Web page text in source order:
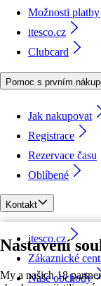
Nastavení
My a našich 18
Možnosti platby
itesco.cz
Clubcard
Pomoc s prvním
Jak nakupovat
Registrace
Rezervace času
Oblíbené
Kontakt
itesco.cz
Zákaznické
Naše obchody